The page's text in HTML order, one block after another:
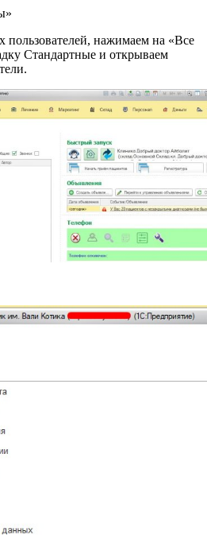
пользователей, нажимаем на «Все
Стандартные и открываем